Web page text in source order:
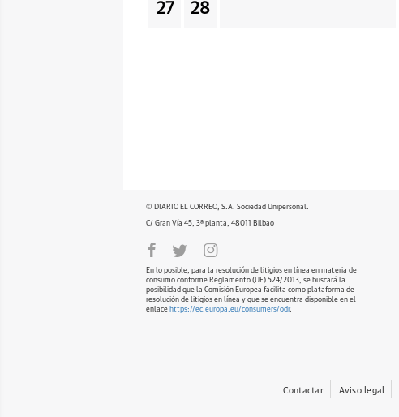
27 28
© DIARIO EL CORREO, S.A. Sociedad Unipersonal.
C/ Gran Vía 45, 3ª planta, 48011 Bilbao
En lo posible, para la resolución de litigios en línea en materia de
consumo conforme Reglamento (UE) 524/2013, se buscará la
posibilidad que la Comisión Europea facilita como plataforma de
resolución de litigios en línea y que se encuentra disponible en el
enlace https://ec.europa.eu/consumers/odr.
Contactar Aviso legal